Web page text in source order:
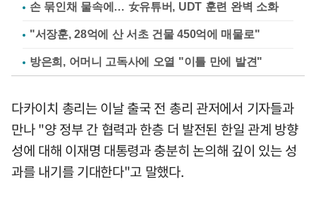
손 묶인채 물속에… 女유튜버, UDT 훈련 완벽 소화
"서장훈, 28억에 산 서초 건물 450억에 매물로"
방은희, 어머니 고독사에 오열 "이틀 만에 발견"
다카이치 총리는 이날 출국 전 총리 관저에서 기자들과
만나 "양 정부 간 협력과 한층 더 발전된 한일 관계 방향
성에 대해 이재명 대통령과 충분히 논의해 깊이 있는 성
과를 내기를 기대한다"고 말했다.